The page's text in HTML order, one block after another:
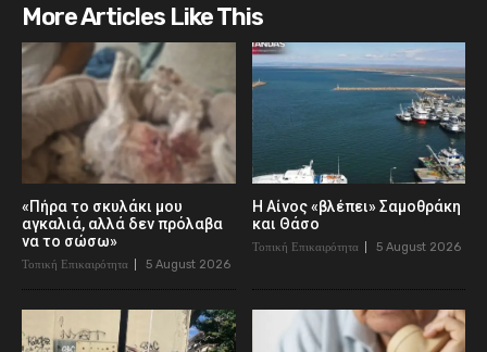
More Articles Like This
«Πήρα το σκυλάκι μου
αγκαλιά, αλλά δεν πρόλαβα
να το σώσω»
Τοπική Επικαιρότητα 5 August 2026
Η Αίνος «βλέπει» Σαμοθράκη
και Θάσο
Τοπική Επικαιρότητα 5 August 2026